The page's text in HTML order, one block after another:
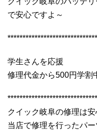
で安心ですよ～
学生さんを応援
修理代金から500円学割
クイック岐阜の修理は安
当店で修理を行ったパ